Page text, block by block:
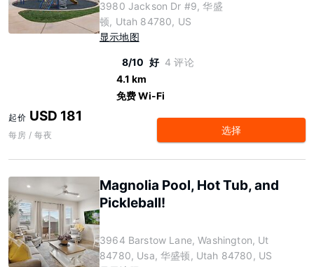
3980 Jackson Dr #9, 华盛
顿, Utah 84780, US
显示地图
8/10 好 4 评论
4.1 km
免费 Wi-Fi
起价 USD 181
每房 / 每夜 选择
Magnolia Pool, Hot Tub, and
Pickleball!
3964 Barstow Lane, Washington, Ut
84780, Usa, 华盛顿, Utah 84780, US